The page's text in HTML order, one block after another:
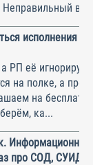
исполнения
РП её
на полке, а
на
ка...
про СОД, СУИД и